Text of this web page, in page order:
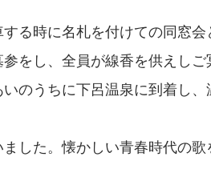
る時に名札を付けての同窓
をし、全員が線香を供えしご
のうちに下呂温泉に到着し
した。懐かしい青春時代の歌